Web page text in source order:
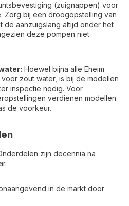
(zuignappen) voor
Zorg bij een droogopstelling van
de aanzuigslang altijd onder het
deze pompen niet
Hoewel bijna alle Eheim
zout water, is bij de modellen
inspectie nodig. Voor
verdienen modellen
de voorkeur.
zijn decennia na
in de markt door